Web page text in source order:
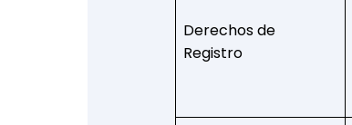
Derechos de
Registro